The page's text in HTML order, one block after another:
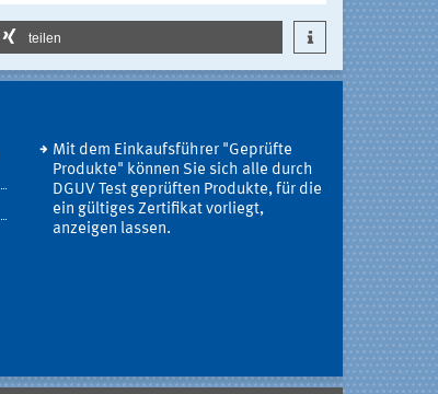
teilen
Mit dem Einkaufsführer "Geprüfte
Produkte" können Sie sich alle durch
DGUV Test geprüften Produkte, für die
ein gültiges Zertifikat vorliegt,
anzeigen lassen.